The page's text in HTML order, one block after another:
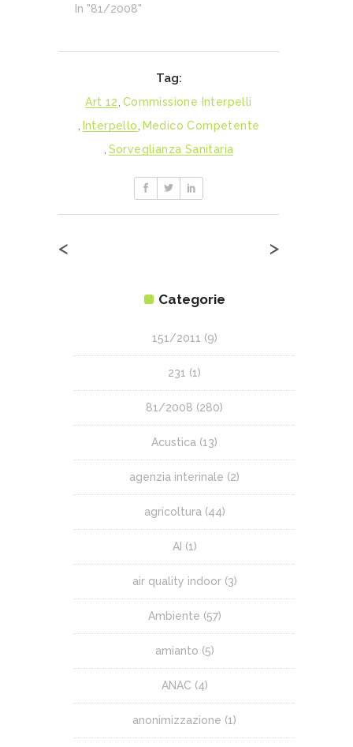
In "81/2008"
Tag:
Art 12 Commissione Interpelli
Interpello
Medico Competente
Sorveglianza Sanitaria
< >
Categorie
151/2011 (9)
231 (1)
81/2008 (280)
Acustica (13)
agenzia interinale (2)
agricoltura (44)
AI (1)
air quality indoor(3)
Ambiente (57)
amianto (5)
ANAC (4)
anonimizzazione (1)